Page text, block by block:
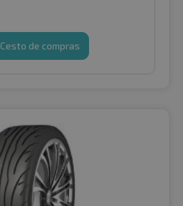
Cesto de compras